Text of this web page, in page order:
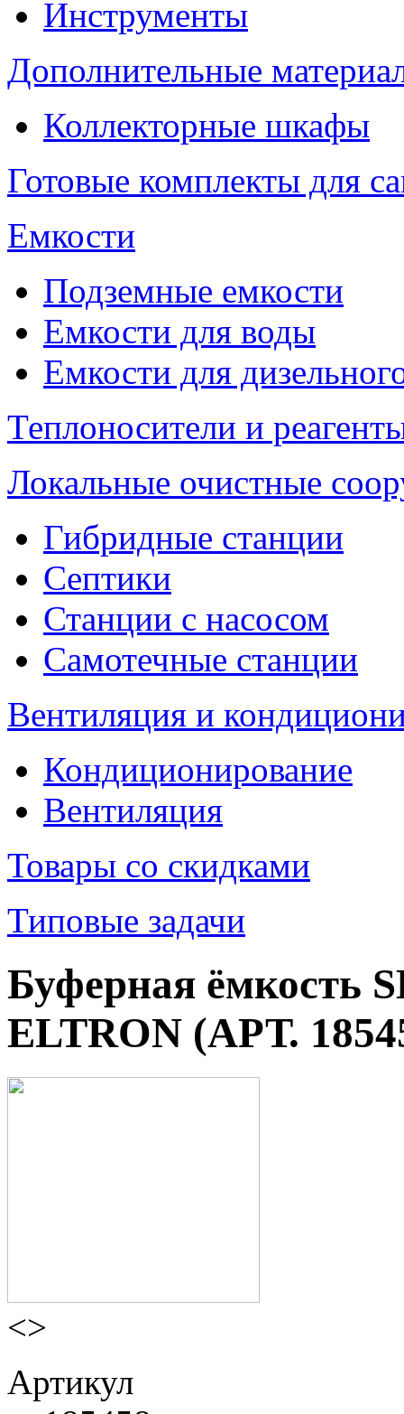
Инструменты
Дополнительные
Коллекторные шкафы
Готовые комплекты для
Емкости
Подземные емкости
Емкости для воды
Емкости для
Теплоносители и
Локальные очистные
Гибридные станции
Септики
Станции с насосом
Самотечные станции
Вентиляция и
Кондиционирование
Вентиляция
Товары со скидками
Типовые задачи
Буферная ёмкость
ELTRON (АРТ.
<>
Артикул